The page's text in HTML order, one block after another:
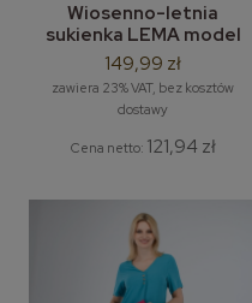
Wiosenno-letnia
sukienka LEMA model
Lisa rozm. M-3XL zielony
paisley
149,99 zł
zawiera 23% VAT, bez kosztów
dostawy
Cena netto: 121,94 zł